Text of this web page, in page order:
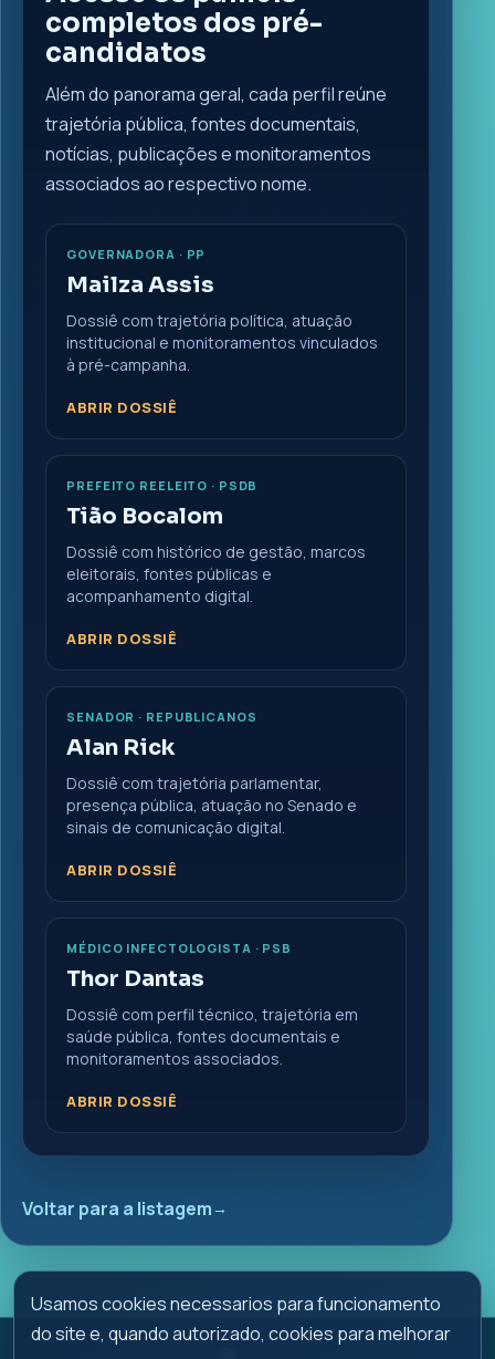
completos dos pré-
candidatos
Além do panorama geral, cada perfil reúne
trajetória pública, fontes documentais,
notícias, publicações e monitoramentos
associados ao respectivo nome.
GOVERNADORA · PP
Mailza Assis
Dossiê com trajetória política, atuação
institucional e monitoramentos vinculados
à pré-campanha.
ABRIR DOSSIÊ
PREFEITO REELEITO · PSDB
Tião Bocalom
Dossiê com histórico de gestão, marcos
eleitorais, fontes públicas e
acompanhamento digital.
ABRIR DOSSIÊ
SENADOR · REPUBLICANOS
Alan Rick
Dossiê com trajetória parlamentar,
presença pública, atuação no Senado e
sinais de comunicação digital.
ABRIR DOSSIÊ
MÉDICO INFECTOLOGISTA · PSB
Thor Dantas
Dossiê com perfil técnico, trajetória em
saúde pública, fontes documentais e
monitoramentos associados.
ABRIR DOSSIÊ
Voltar para a listagem
Usamos cookies necessarios para funcionamento
do site e, quando autorizado, cookies para melhorar